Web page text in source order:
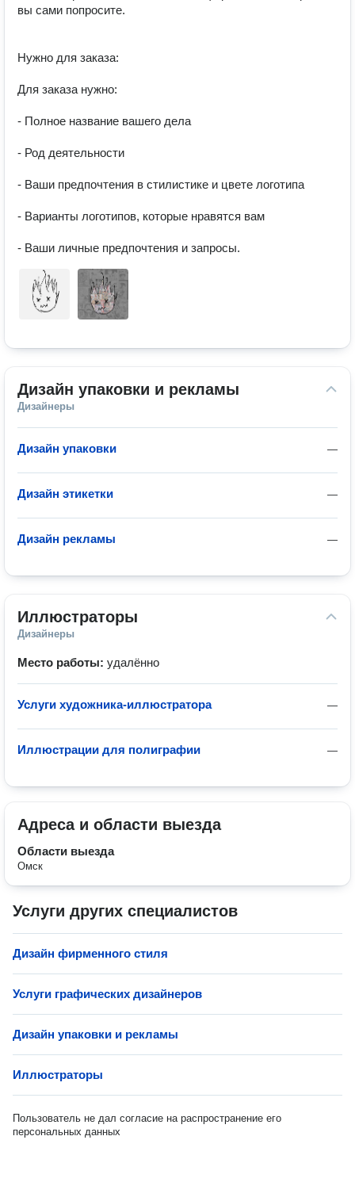
вы сами попросите.
Нужно для заказа:
Для заказа нужно:
- Полное название вашего дела
- Род деятельности
- Ваши предпочтения в стилистике и цвете логотипа
- Варианты логотипов, которые нравятся вам
- Ваши личные предпочтения и запросы.
Дизайн упаковки и рекламы
Дизайнеры
—
Дизайн упаковки
—
Дизайн этикетки
—
Дизайн рекламы
Иллюстраторы
Дизайнеры
Место работы: удалённо
—
Услуги художника-иллюстратора
—
Иллюстрации для полиграфии
Адреса и области выезда
Области выезда
Омск
Услуги других специалистов
Дизайн фирменного стиля
Услуги графических дизайнеров
Дизайн упаковки и рекламы
Иллюстраторы
Пользователь не дал согласие на распространение его
персональных данных